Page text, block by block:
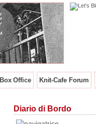
Box Office Knit-Cafe Forum
Diario di Bordo